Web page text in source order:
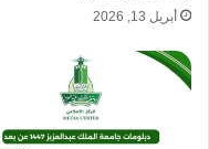
أبريل 13, 2026